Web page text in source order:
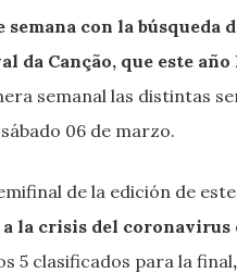
con la búsqueda
da Canção, que este año
semanal las distintas
06 de marzo.
de la edición de
la crisis del coronavirus
5 clasificados para la final,